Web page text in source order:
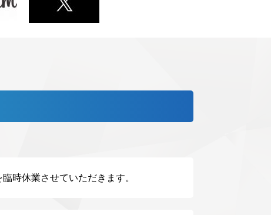
時休業させていただきます。